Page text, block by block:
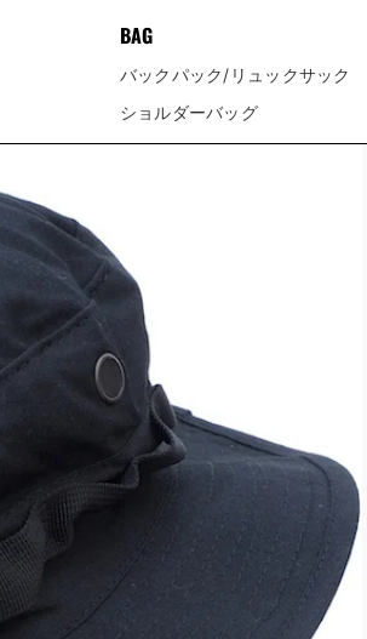
BAG
バックパック/リュックサック
ショルダーバッグ
ウエストバッグ/ボディバッグ
ブリーフ/ラップトップ/PCタブ
軍放出バッグetc
ドライ/スタッフサック/オーガ
バッグアクセサリー
マップ/コンパス/ストロボポーチ
レッグポーチ/パネル